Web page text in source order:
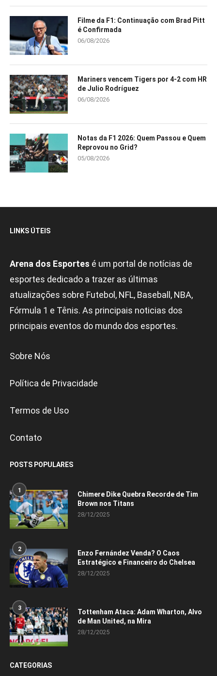
Filme da F1: Continuação com Brad Pitt
é Confirmada
06/08/2026
Mariners vencem Tigers por 4-2 com HR
de Julio Rodríguez
06/08/2026
Notas da F1 2026: Quem Passou e Quem
Reprovou no Grid?
05/08/2026
LINKS ÚTEIS
Arena dos Esportes é um portal de notícias de
esportes dedicado a trazer as últimas
atualizações sobre Futebol, NFL, Baseball, NBA,
Fórmula 1 e Tênis. As principais noticias dos
principais eventos do mundo dos esportes.
Sobre Nós
Política de Privacidade
Termos de Uso
Contato
POSTS POPULARES
1
Chimere Dike Quebra Recorde de Tim
Brown nos Titans
28/12/2025
2
Enzo Fernández Venda? O Caos
Estratégico e Financeiro do Chelsea
28/12/2025
3
Tottenham Ataca: Adam Wharton, Alvo
de Man United, na Mira
28/12/2025
CATEGORIAS